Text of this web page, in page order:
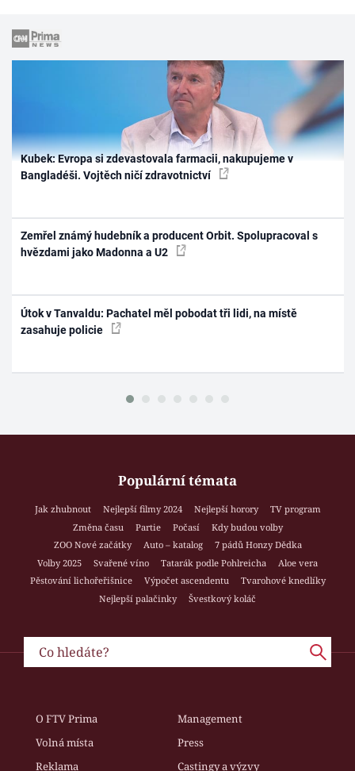
Kubek: Evropa si zdevastovala farmacii, nakupujeme v
Bangladéši. Vojtěch ničí zdravotnictví
Zemřel známý hudebník a producent Orbit. Spolupracoval s
hvězdami jako Madonna a U2
Útok v Tanvaldu: Pachatel měl pobodat tři lidi, na místě
zasahuje policie
Populární témata
Jak zhubnout Nejlepší filmy 2024 Nejlepší horory
TV program
Změna času
Partie Počasí
Kdy budou volby
ZOO Nové začátky
Auto – katalog
7 pádů Honzy Dědka
Volby 2025
Svařené víno Tatarák podle Pohlreicha
Aloe vera
Pěstování lichořeřišnice
Výpočet ascendentu
Tvarohové knedlíky
Nejlepší palačinky
Švestkový koláč
O FTV Prima
Management
Volná místa
Press
Reklama
Castingy a výzvy